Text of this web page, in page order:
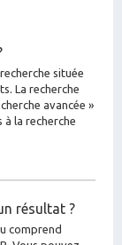
située
La recherche
avancée »
à la recherche
résultat ?
comprend